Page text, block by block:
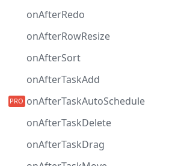
onAfterRedo
onAfterRowResize
onAfterSort
onAfterTaskAdd
onAfterTaskAutoSchedule
onAfterTaskDelete
onAfterTaskDrag